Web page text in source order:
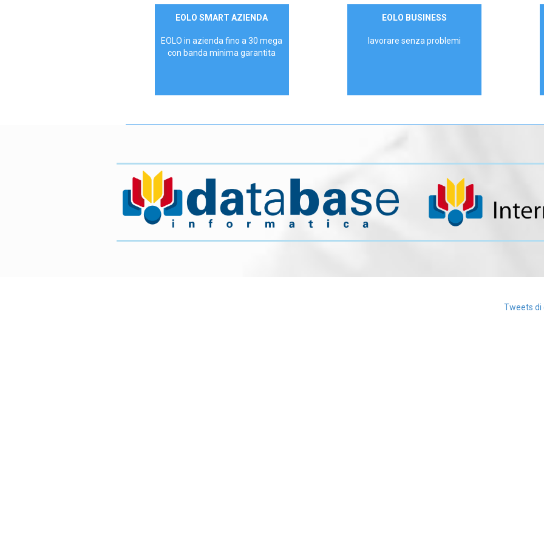
Contattaci
EOLO SMART AZIENDA
EOLO in azienda fino a 30 mega
con banda minima garantita
ContattaciEOLO BUSINESS
lavorare senza problemi
Tweets di